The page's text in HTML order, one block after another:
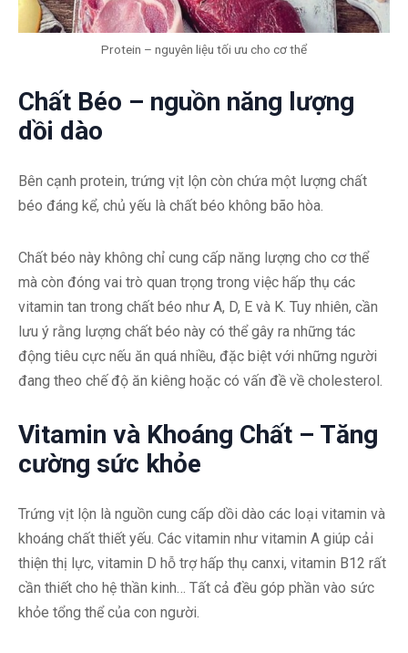
Protein – nguyên liệu tối ưu cho cơ thể
Chất Béo – nguồn năng lượng
dồi dào
Bên cạnh protein, trứng vịt lộn còn chứa một lượng chất
béo đáng kể, chủ yếu là chất béo không bão hòa.
Chất béo này không chỉ cung cấp năng lượng cho cơ thể
mà còn đóng vai trò quan trọng trong việc hấp thụ các
vitamin tan trong chất béo như A, D, E và K. Tuy nhiên, cần
lưu ý rằng lượng chất béo này có thể gây ra những tác
động tiêu cực nếu ăn quá nhiều, đặc biệt với những người
đang theo chế độ ăn kiêng hoặc có vấn đề về cholesterol.
Vitamin và Khoáng Chất – Tăng
cường sức khỏe
Trứng vịt lộn là nguồn cung cấp dồi dào các loại vitamin và
khoáng chất thiết yếu. Các vitamin như vitamin A giúp cải
thiện thị lực, vitamin D hỗ trợ hấp thụ canxi, vitamin B12 rất
cần thiết cho hệ thần kinh… Tất cả đều góp phần vào sức
khỏe tổng thể của con người.